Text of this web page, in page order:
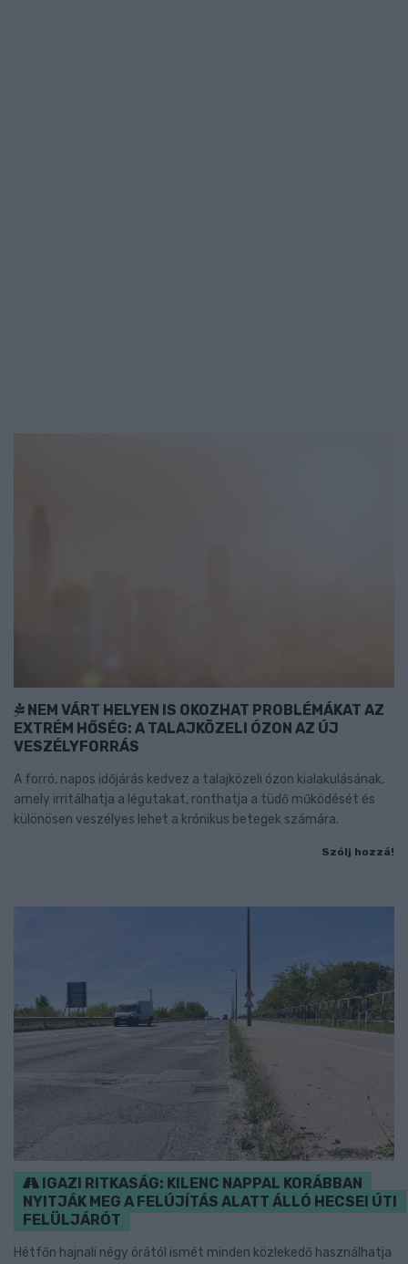
NEM VÁRT HELYEN IS OKOZHAT PROBLÉMÁKAT AZ
EXTRÉM HŐSÉG: A TALAJKÖZELI ÓZON AZ ÚJ
VESZÉLYFORRÁS
A forró, napos időjárás kedvez a talajközeli ózon kialakulásának,
amely irritálhatja a légutakat, ronthatja a tüdő működését és
különösen veszélyes lehet a krónikus betegek számára.
Szólj hozzá!
IGAZI RITKASÁG: KILENC NAPPAL KORÁBBAN
NYITJÁK MEG A FELÚJÍTÁS ALATT ÁLLÓ HECSEI ÚTI
FELÜLJÁRÓT
Hétfőn hajnali négy órától ismét minden közlekedő használhatja